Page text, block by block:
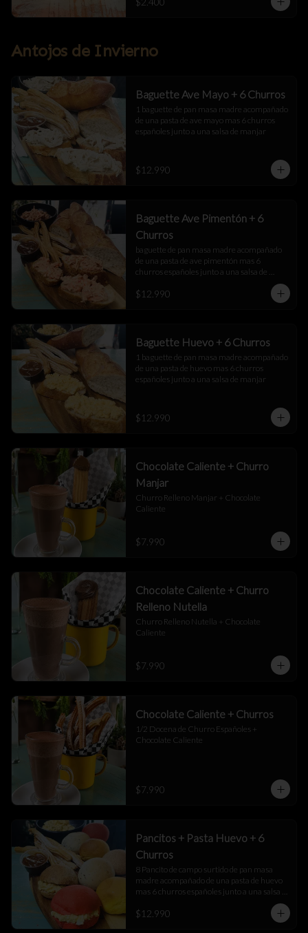
Antojos de Invierno
Baguette Ave Mayo + 6 Churros
1 baguette de pan masa madre acompañado
de una pasta de ave mayo mas 6 churros
españoles junto a una salsa de manjar
$12.990
Baguette Ave Pimentón + 6
Churros
baguette de pan masa madre acompañado
de una pasta de ave pimentón mas 6
churros españoles junto a una salsa de
$12.990
Baguette Huevo + 6 Churros
1 baguette de pan masa madre acompañado
de una pasta de huevo mas 6 churros
españoles junto a una salsa de manjar
$12.990
Chocolate Caliente + Churro
Manjar
Churro Relleno Manjar + Chocolate
Caliente
$7.990
Chocolate Caliente + Churro
Relleno Nutella
Churro Relleno Nutella + Chocolate
Caliente
$7.990
Chocolate Caliente + Churros
1/2 Docena de Churro Españoles +
Chocolate Caliente
$7.990
Pancitos + Pasta Huevo + 6
Churros
8 Pancito de campo surtido de pan masa
madre acompañado de una pasta de huevo
mas 6 churros españoles junto a una salsa
$12.990